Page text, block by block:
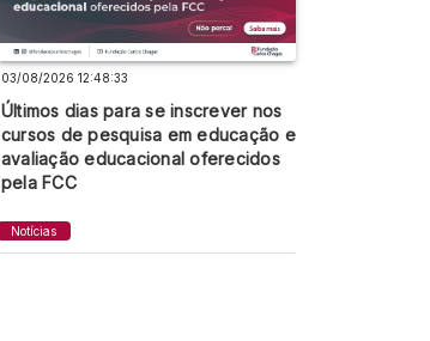
03/08/2026 12:48:33
Últimos dias para se inscrever nos
cursos de pesquisa em educação e
avaliação educacional oferecidos
pela FCC
Notícias